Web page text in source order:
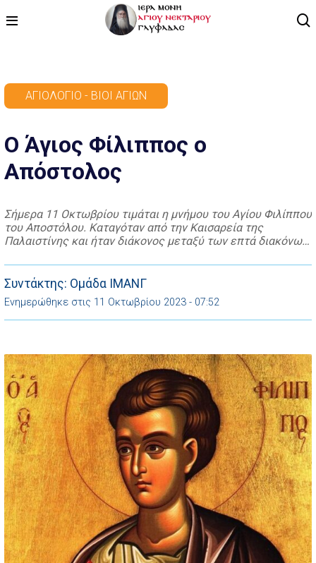
ΠΡΟΓΡΑΜΜΑ
ΒΙΝΤΕΟ
ΕΠΙΚΟΙΝΩΝΙΑ
ΑΓΙΟΛΌΓΙΟ - ΒΊΟΙ ΑΓΊΩΝ
Ο Άγιος Φίλιππος ο
Απόστολος
Σήμερα 11 Οκτωβρίου τιμάται η μνήμου του Αγίου Φιλίππου
του Αποστόλου. Καταγόταν από την Καισαρεία της
Παλαιστίνης και ήταν διάκονος μεταξύ των επτά διακόνων
Επίσης, ήταν έγγαμος και είχε τέσσερις θυγατέρες,
προικισμένες με προφητικό χάρισμα (Πράξ. κα’ 8-9). Ο
Φίλιππος, όμως, δε στάθηκε μόνο στην Ιερουσαλήμ. Πήγε
στη […]
Συντάκτης: Ομάδα ΙΜΑΝΓ
Ενημερώθηκε στις 11 Οκτωβρίου 2023 - 07:52